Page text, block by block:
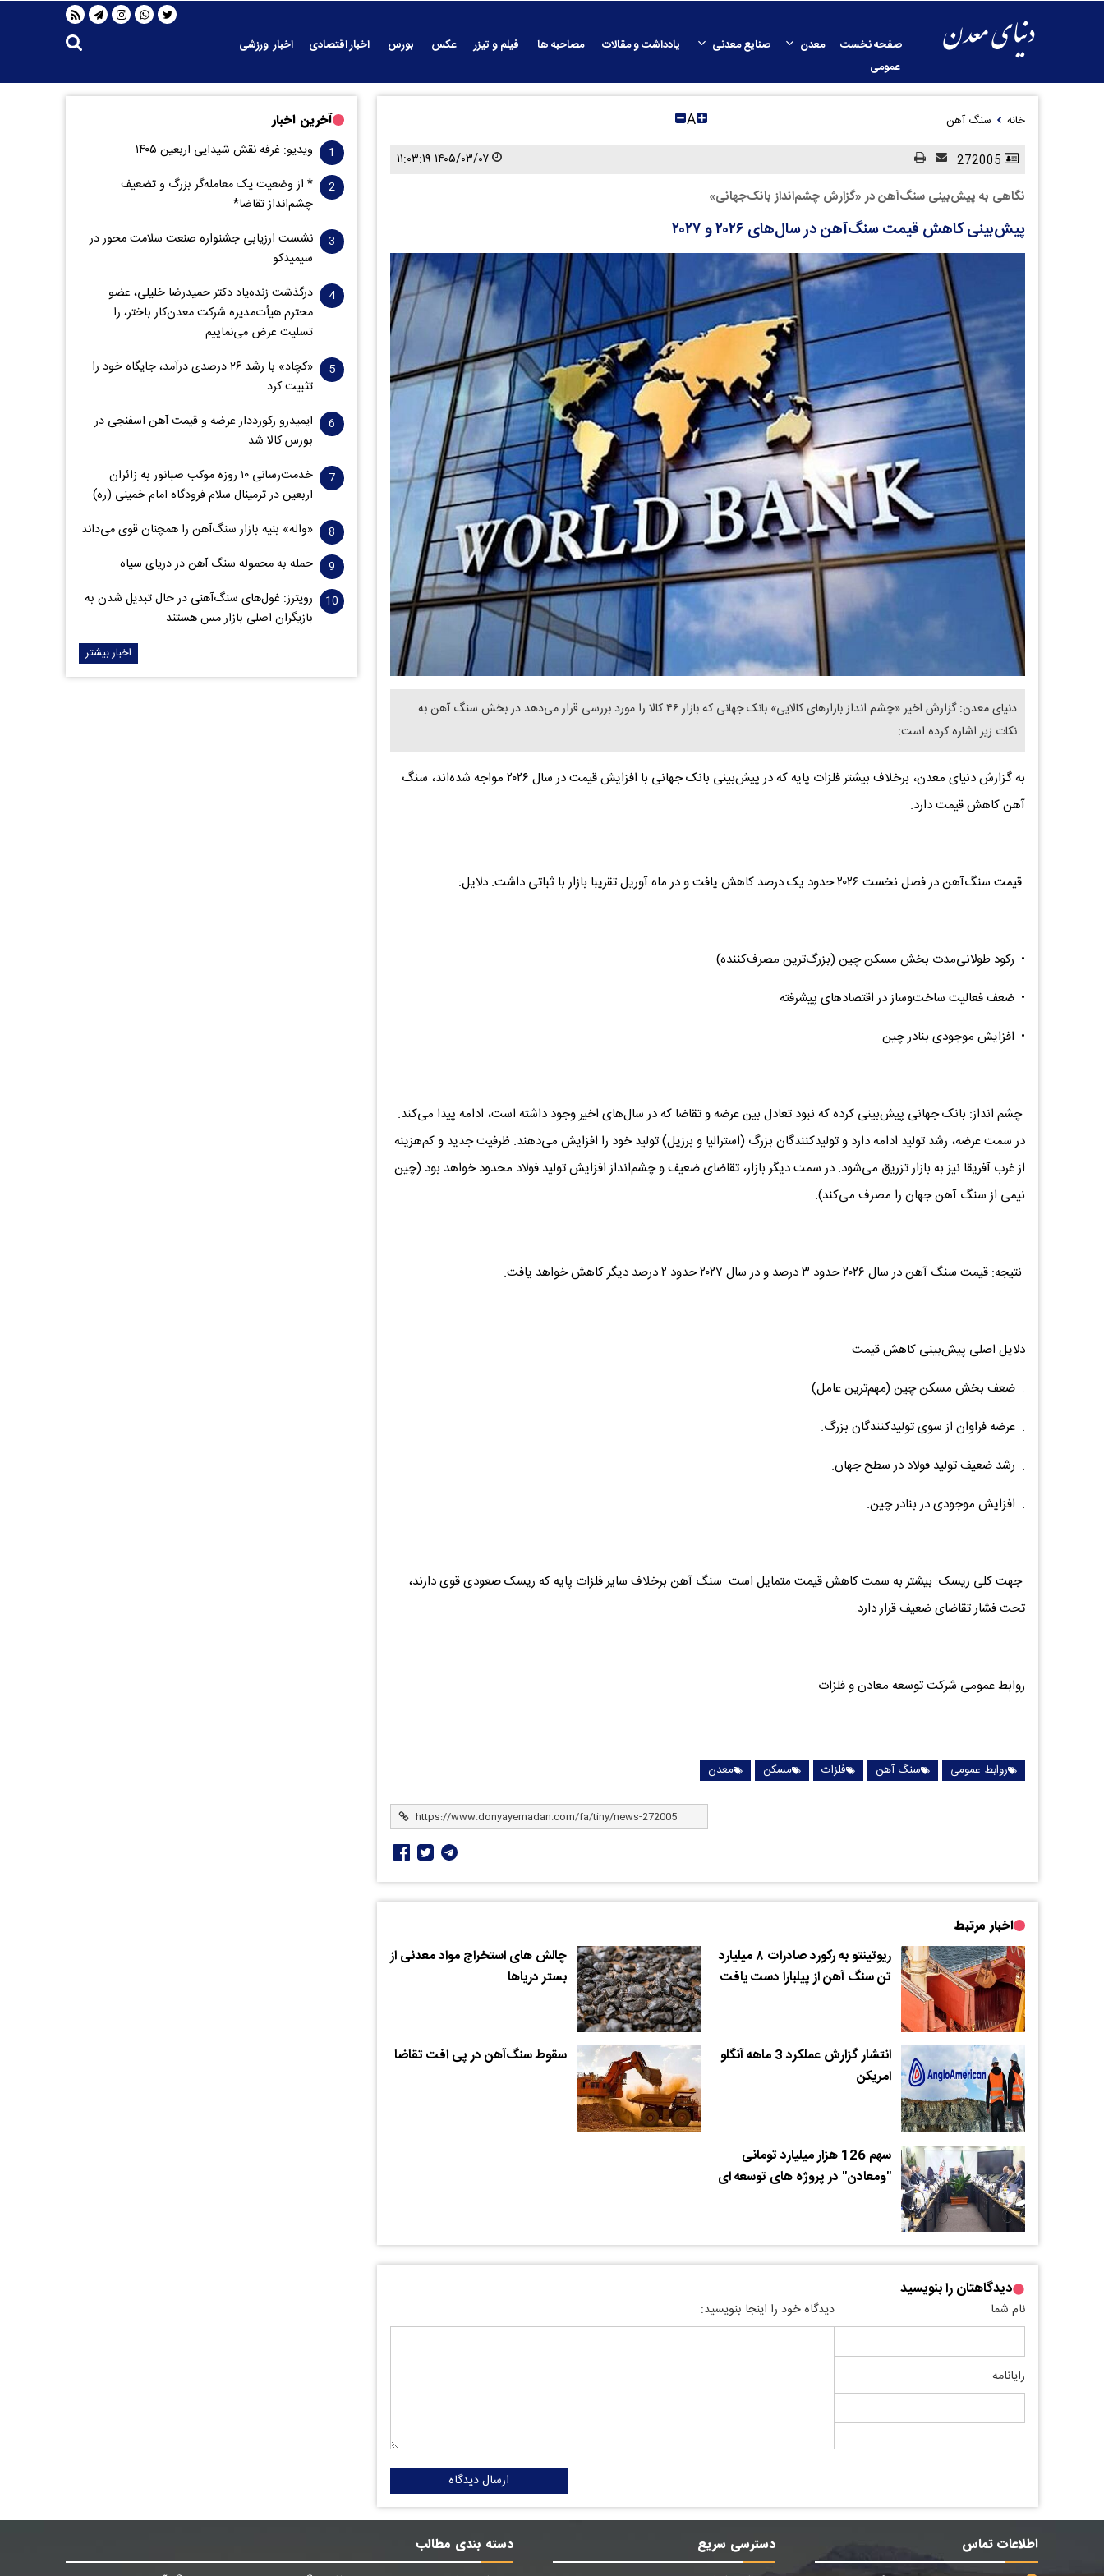
صفحه نخست معدن صنایع معدنی یادداشت و مقالات مصاحبه ها فیلم و تیزر عکس بورس اخبار اقتصادی
اخبار ورزشی
عمومی
خانه سنگ آهن A
۱۴۰۵/۰۳/۰۷ ۱۱:۰۳:۱۹
نگاهی به پیش‌بینی سنگ‌آهن در «گزارش چشم‌انداز بانک‌جهانی»
پیش‌بینی کاهش قیمت سنگ‌آهن در سال‌های ۲۰۲۶ و ۲۰۲۷
دنیای معدن: گزارش اخیر «چشم انداز بازارهای کالایی» بانک جهانی که بازار ۴۶ کالا را مورد بررسی قرار می‌دهد در بخش سنگ آهن به
نکات زیر اشاره کرده است:
به گزارش دنیای معدن، برخلاف بیشتر فلزات پایه که در پیش‌بینی بانک جهانی با افزایش قیمت در سال ۲۰۲۶ مواجه شده‌اند، سنگ
آهن کاهش قیمت دارد.
قیمت سنگ‌آهن در فصل نخست ۲۰۲۶ حدود یک درصد کاهش یافت و در ماه آوریل تقریبا بازار با ثباتی داشت. دلایل:
• رکود طولانی‌مدت بخش مسکن چین (بزرگ‌ترین مصرف‌کننده)
• ضعف فعالیت ساخت‌وساز در اقتصادهای پیشرفته
• افزایش موجودی بنادر چین
چشم انداز: بانک جهانی پیش‌بینی کرده که نبود تعادل بین عرضه و تقاضا که در سال‌های اخیر وجود داشته است، ادامه پیدا می‌کند.
در سمت عرضه، رشد تولید ادامه دارد و تولیدکنندگان بزرگ (استرالیا و برزیل) تولید خود را افزایش می‌دهند. ظرفیت جدید و کم‌هزینه
از غرب آفریقا نیز به بازار تزریق می‌شود. در سمت دیگر بازار، تقاضای ضعیف و چشم‌انداز افزایش تولید فولاد محدود خواهد بود (چین
نیمی از سنگ آهن جهان را مصرف می‌کند).
نتیجه: قیمت سنگ آهن در سال ۲۰۲۶ حدود ۳ درصد و در سال ۲۰۲۷ حدود ۲ درصد دیگر کاهش خواهد یافت.
دلایل اصلی پیش‌بینی کاهش قیمت
. ضعف بخش مسکن چین (مهم‌ترین عامل)
. عرضه فراوان از سوی تولیدکنندگان بزرگ.
. رشد ضعیف تولید فولاد در سطح جهان.
. افزایش موجودی در بنادر چین.
جهت کلی ریسک: بیشتر به سمت کاهش قیمت متمایل است. سنگ آهن برخلاف سایر فلزات پایه که ریسک صعودی قوی دارند،
تحت فشار تقاضای ضعیف قرار دارد.
روابط عمومی شرکت توسعه معادن و فلزات
روابط عمومی سنگ آهن فلزات مسکن معدن
اخبار مرتبط
ریوتینتو به رکورد صادرات ۸ میلیارد
تن سنگ آهن از پیلبارا دست یافت
چالش های استخراج مواد معدنی از
بستر دریاها
انتشار گزارش عملکرد 3 ماهه آنگلو
امریکن
سقوط سنگ‌‌‌آهن در پی افت تقاضا
سهم 126 هزار میلیارد تومانی
"ومعادن" در پروژه های توسعه ای
دیدگاهتان را بنویسید
نام شما
رایانامه
دیدگاه خود را اینجا بنویسید:
ارسال دیدگاه
آخرین اخبار
ویدیو: غرفه نقش شیدایی اربعین ۱۴۰۵
* از وضعیت یک معامله‌گر بزرگ و تضعیف
چشم‌انداز تقاضا*
نشست ارزیابی جشنواره صنعت سلامت‌ محور در
سیمیدکو
درگذشت زنده‌یاد دکتر حمیدرضا خلیلی، عضو
محترم هیأت‌مدیره شرکت معدن‌کار باختر، را
تسلیت عرض می‌نماییم
«کچاد» با رشد ۲۶ درصدی درآمد، جایگاه خود را
تثبیت کرد
ایمیدرو رکورددار عرضه و قیمت آهن اسفنجی در
بورس کالا شد
خدمت‌رسانی ۱۰ روزه موکب صبانور به زائران
اربعین در ترمینال سلام فرودگاه امام خمینی (ره)
«واله» بنیه بازار سنگ‌آهن را همچنان قوی می‌داند
حمله به محموله سنگ آهن در دریای سیاه
رویترز: غول‌های سنگ‌آهنی‌ در حال تبدیل شدن به
بازیگران اصلی بازار مس هستند
اخبار بیشتر
اطلاعات تماس
دسترسی سریع
دسته بندی مطالب